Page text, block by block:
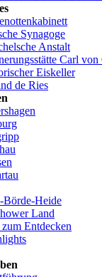
Synagoge
Anstalt
Carl
Eiskeller
de Ries
Börde-Heide
Land
Entdecken